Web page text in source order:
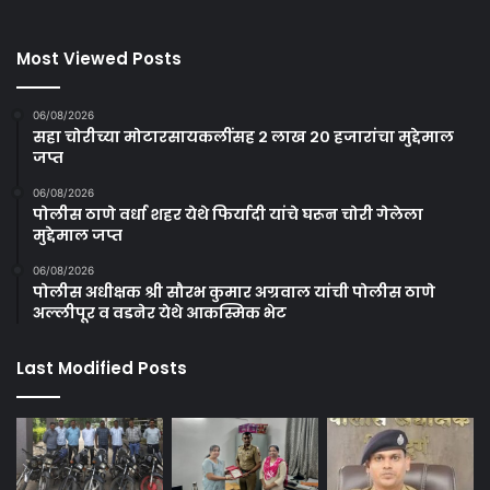
Most Viewed Posts
06/08/2026
सहा चोरीच्या मोटारसायकलींसह २ लाख २० हजारांचा मुद्देमाल
जप्त
06/08/2026
पोलीस ठाणे वर्धा शहर येथे फिर्यादी यांचे घरून चोरी गेलेला
मुद्देमाल जप्त
06/08/2026
पोलीस अधीक्षक श्री सौरभ कुमार अग्रवाल यांची पोलीस ठाणे
अल्लीपूर व वडनेर येथे आकस्मिक भेट
Last Modified Posts